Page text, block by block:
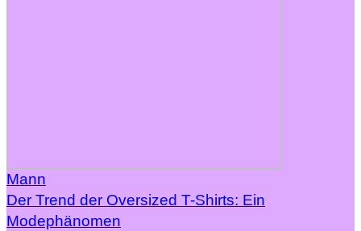
Mann
Der Trend der Oversized T-Shirts: Ein
Modephänomen